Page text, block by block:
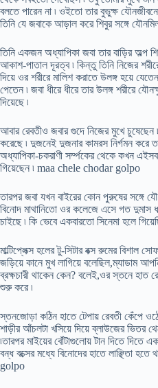
বলতে পারেন না ৷ ওইতো তার বুভুক্ষ
তিনি যে জবাকে আড়াল করে শিবুর সঙ্গে
তিনি একজন অধ্যাপিকা জবা তার বাড়ির অল্প
আকাশ-পাতাল দূরত্ব ৷ কিন্তু তিনি নিজের
দিয়ে ওর শরীরে মালিশ করাতে উলঙ্গ হয়ে
পেতেন ৷ জবা ধীরে ধীরে তার উলঙ্গ শরীরে
দিয়েছে ৷
আবার রেবতীও জবার গুদে নিজের মুখে চুষেছেন
করেছে ৷ দুজনেই দুজনার কামরস নির্গমন করে
অধ্যাপিকা-চকরাণী সর্ম্পকের থেকে কখন
গিয়েছেন ৷ maa chele chodar golpo
তারপর জবা যখন বাইরের কোন পুরুষের সঙ্গে
বিনোদ মাথানিতো ওর কলেজে এসে গত দুমাস
চাইছে ৷ কি ভেবে একবারতো সিনেমা হলে
মাল্টিপ্লেক্স হলের টু-সিটার বক্স রুমের বিশাল
জড়িয়ে কানে মুখ লাগিয়ে বলেছিল,ম্যাডাম
ব্রক্ষচারী থাকেন কেন? বলেই,ওর স্তনে হাত
শুরু করে ৷
স্তনজোড়া কঠিন হাতে টেপায় রেবতী কেঁপে
শাড়ীর আঁচলটা খসিয়ে দিয়ে ব্লাউজের ভিতর
৷তারপর মাইয়ের বোঁটাগুলোয় টান দিতে দিতে
বন্ধ বক্সের মধ্যে বিনোদের হাতে লাঞ্ছিতা
golpo